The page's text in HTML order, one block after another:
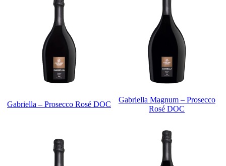
Gabriella – Prosecco Rosé DOC
Gabriella Magnum – Prosecco
Rosé DOC